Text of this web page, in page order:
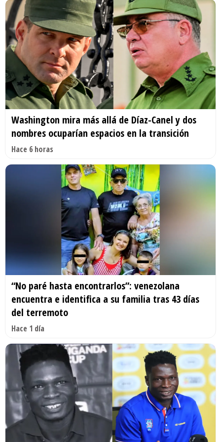
Washington mira más allá de Díaz-Canel y dos
nombres ocuparían espacios en la transición
Hace 6 horas
“No paré hasta encontrarlos”: venezolana
encuentra e identifica a su familia tras 43 días
del terremoto
Hace 1 día